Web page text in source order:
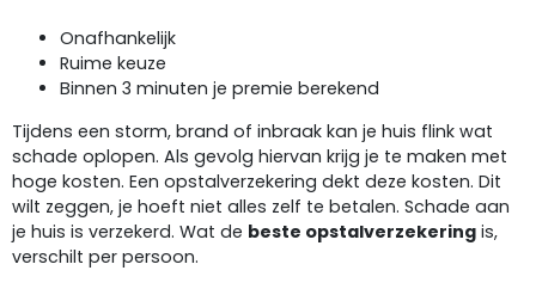
Onafhankelijk
Ruime keuze
Binnen 3 minuten je premie berekend
Tijdens een storm, brand of inbraak kan je huis flink wat
schade oplopen. Als gevolg hiervan krijg je te maken met
hoge kosten. Een opstalverzekering dekt deze kosten. Dit
wilt zeggen, je hoeft niet alles zelf te betalen. Schade aan
je huis is verzekerd. Wat de beste opstalverzekering is,
verschilt per persoon.